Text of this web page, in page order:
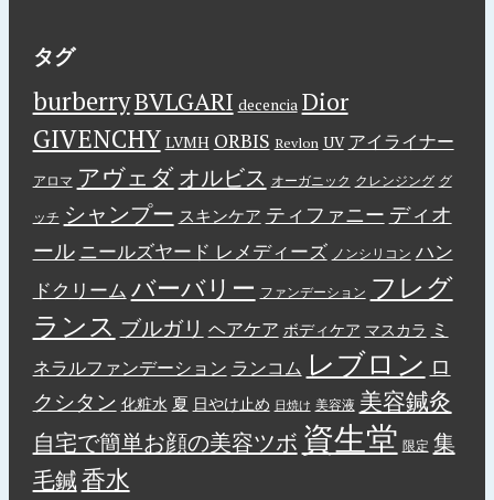
タグ
burberryBVLGARI decencia Dior
GIVENCHY LVMH ORBIS Revlon UV アイライナー
アロマ アヴェダ オルビス オーガニック クレンジング グ
ッチ シャンプー スキンケア ティファニー ディオ
ール ニールズヤード レメディーズ ノンシリコン ハン
ドクリーム バーバリー ファンデーション フレグ
ランス ブルガリ ヘアケア ボディケア マスカラ ミ
ネラルファンデーション ランコム レブロン ロ
クシタン 化粧水 夏 日やけ止め 日焼け 美容液 美容鍼灸
自宅で簡単お顔の美容ツボ 資生堂 限定 集
毛鍼香水